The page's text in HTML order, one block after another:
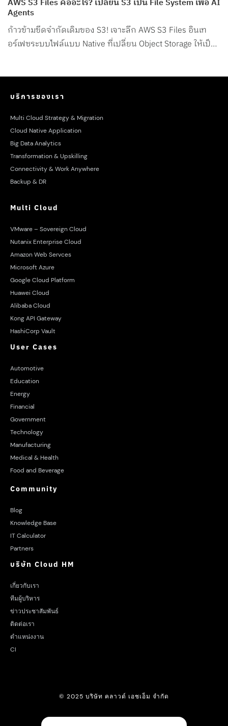
AWS S3 Files คืออะไร? เปลี่ยน S3 เป็น File System เพื่อ AI
Agents
ก้าวข้ามขีดจำกัดเดิมของ S3! เจาะลึก AWS S3 Files อินเท
อร์เฟซระบบไฟล์แบบ Native ที่เปลี่ยน Object Storage ให้เป็น
บริการของเรา
Multi Cloud Strategy & Migration
Cloud Native Application
Big Data Analytics
Transformation & Upskilling
Connectivity & Work Anywhere
Backup & DR
Multi Cloud
VMware – Sovereign Cloud
Nutanix Enterprise Cloud
Amazon Web Servces
Microsoft Azure
Google Cloud Platform
Huawei Cloud
Alibaba Cloud
Kong API Gateway
HashiCorp Vault
User Cases
Automotive
Education
Energy
Financial
Government
Technology
Manufacturing
Medical & Health
Food and Beverage
Community
Blog
Knowledge Base
IT Calculator
Partners
บริษัท Cloud HM
เกี่ยวกับเรา
ทีมผู้บริหาร
ข่าวประชาสัมพันธ์
ติดต่อเรา
ตำแหน่งงาน
CI
© 2025 บริษัท คลาวด์ เอชเอ็ม จำกัด